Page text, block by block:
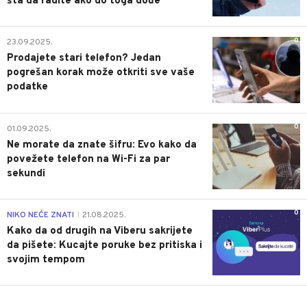
0
23.09.2025.
Prodajete stari telefon? Jedan
pogrešan korak može otkriti sve vaše
podatke
0
01.09.2025.
Ne morate da znate šifru: Evo kako da
povežete telefon na Wi-Fi za par
sekundi
0
NIKO NEĆE ZNATI 21.08.2025.
Kako da od drugih na Viberu sakrijete
da pišete: Kucajte poruke bez pritiska i
svojim tempom